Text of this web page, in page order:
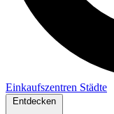
Einkaufszentren Städte
Entdecken